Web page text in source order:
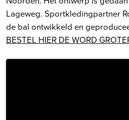
Lageweg. Sportkledingpartner
de bal ontwikkeld en
BESTEL HIER DE WORD